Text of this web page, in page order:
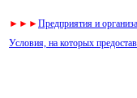
► ► ►Предприятия и
Условия, на которых